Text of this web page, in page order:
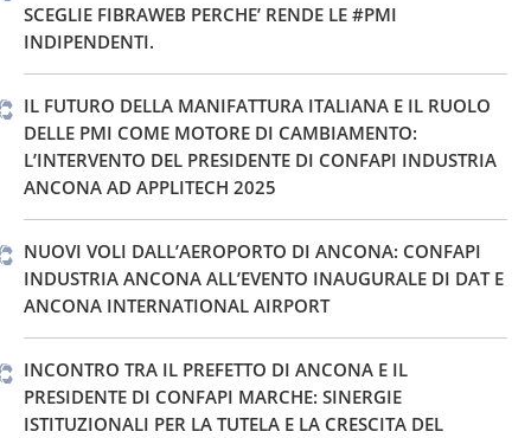
SCEGLIE FIBRAWEB PERCHE’ RENDE LE #PMI
INDIPENDENTI.
IL FUTURO DELLA MANIFATTURA ITALIANA E IL RUOLO
DELLE PMI COME MOTORE DI CAMBIAMENTO:
L’INTERVENTO DEL PRESIDENTE DI CONFAPI INDUSTRIA
ANCONA AD APPLITECH 2025
NUOVI VOLI DALL’AEROPORTO DI ANCONA: CONFAPI
INDUSTRIA ANCONA ALL’EVENTO INAUGURALE DI DAT E
ANCONA INTERNATIONAL AIRPORT
INCONTRO TRA IL PREFETTO DI ANCONA E IL
PRESIDENTE DI CONFAPI MARCHE: SINERGIE
ISTITUZIONALI PER LA TUTELA E LA CRESCITA DEL